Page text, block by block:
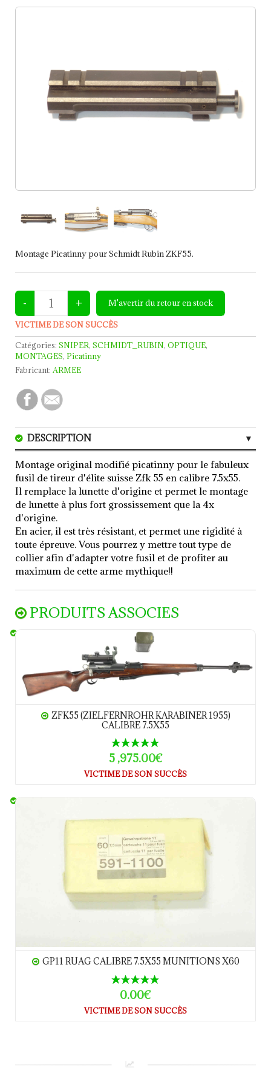
Montage Picatinny pour Schmidt Rubin ZKF55.
VICTIME DE SON SUCCÈS
Catégories: SNIPER, SCHMIDT_RUBIN, OPTIQUE,
MONTAGES, Picatinny
Fabricant: ARMEE
DESCRIPTION
CARACTERISTIQUES
AVIS (0)
Montage original modifié picatinny pour le fabuleux
fusil de tireur d'élite suisse Zfk 55 en calibre 7.5x55.
Il remplace la lunette d'origine et permet le montage
de lunette à plus fort grossissement que la 4x
d'origine.
En acier, il est très résistant, et permet une rigidité à
toute épreuve. Vous pourrez y mettre tout type de
collier afin d'adapter votre fusil et de profiter au
maximum de cette arme mythique!!
PRODUITS ASSOCIES
ZFK55 (ZielFernrohr Karabiner 1955) calibre 7.5x55
ZFK55 (ZIELFERNROHR KARABINER 1955)
CALIBRE 7.5X55
5 ,975.00€
VICTIME DE SON SUCCÈS
GP11 RUAG calibre 7.5x55 Munitions x60
GP11 RUAG CALIBRE 7.5X55 MUNITIONS X60
0.00€
VICTIME DE SON SUCCÈS